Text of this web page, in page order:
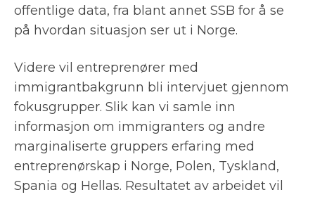
offentlige data, fra blant annet SSB for å se
på hvordan situasjon ser ut i Norge.
Videre vil entreprenører med
immigrantbakgrunn bli intervjuet gjennom
fokusgrupper. Slik kan vi samle inn
informasjon om immigranters og andre
marginaliserte gruppers erfaring med
entreprenørskap i Norge, Polen, Tyskland,
Spania og Hellas. Resultatet av arbeidet vil